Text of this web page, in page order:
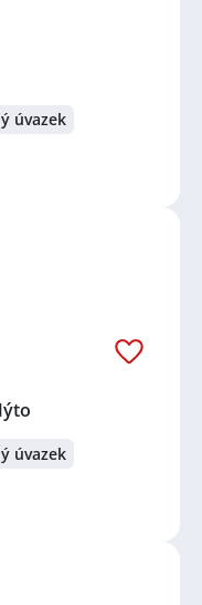
úvazek
úvazek